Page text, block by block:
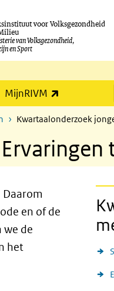
voor Volksgezondheid
van Volksgezondheid,
en Sport
MijnRIVM
Kwartaalonderzoek
en of de
we de
het